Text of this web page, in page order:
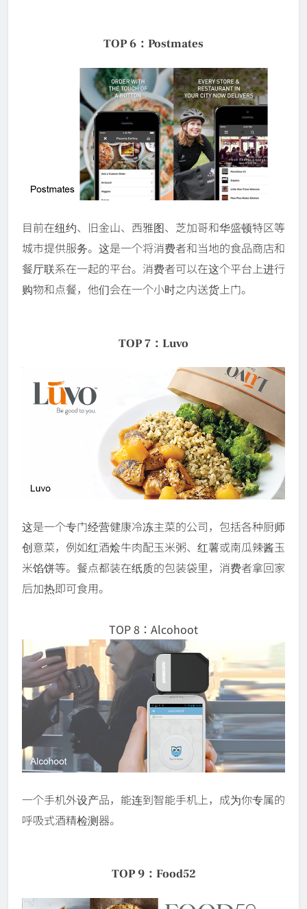
TOP 6：Postmates
目前在纽约、旧金山、西雅图、芝加哥和华盛顿特区等
城市提供服务。这是一个将消费者和当地的食品商店和
餐厅联系在一起的平台。消费者可以在这个平台上进行
购物和点餐，他们会在一个小时之内送货上门。
TOP 7：Luvo
这是一个专门经营健康冷冻主菜的公司，包括各种厨师
创意菜，例如红酒烩牛肉配玉米粥、红薯或南瓜辣酱玉
米馅饼等。餐点都装在纸质的包装袋里，消费者拿回家
后加热即可食用。
TOP 8：Alcohoot
一个手机外设产品，能连到智能手机上，成为你专属的
呼吸式酒精检测器。
TOP 9：Food52